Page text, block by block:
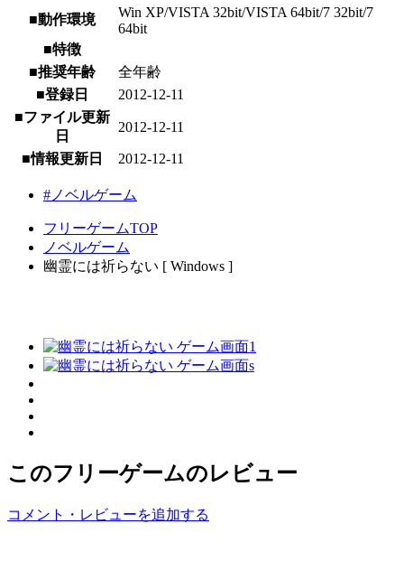
■動作環境
Win XP/VISTA 32bit/VISTA 64bit/7 32bit/7
64bit
■特徴
■推奨年齢
全年齢
■登録日
2012-12-11
■ファイル更新
日
2012-12-11
■情報更新日 2012-12-11
#ノベルゲーム
フリーゲームTOP
ノベルゲーム
幽霊には祈らない [ Windows ]
このフリーゲームのレビュー
コメント・レビューを追加する